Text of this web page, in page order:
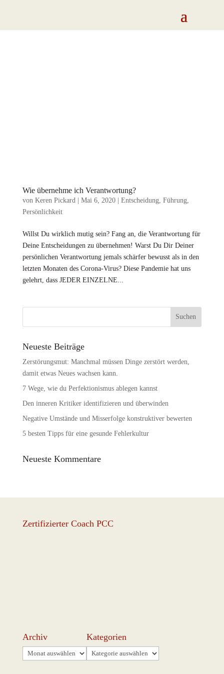
Wie übernehme ich Verantwortung?
von Keren Pickard Mai 6, 2020| Entscheidung, Führung,
Persönlichkeit
Willst Du wirklich mutig sein? Fang an, die Verantwortung für
Deine Entscheidungen zu übernehmen! Warst Du Dir Deiner
persönlichen Verantwortung jemals schärfer bewusst als in den
letzten Monaten des Corona-Virus? Diese Pandemie hat uns
gelehrt, dass JEDER EINZELNE...
Neueste Beiträge
Zerstörungsmut: Manchmal müssen Dinge zerstört werden,
damit etwas Neues wachsen kann.
7 Wege, wie du Perfektionismus ablegen kannst
Den inneren Kritiker identifizieren und überwinden
Negative Umstände und Misserfolge konstruktiver bewerten
5 besten Tipps für eine gesunde Fehlerkultur
Neueste Kommentare
Zertifizierter Coach PCC
Archiv
Archiv
Kategorien
Kategorien